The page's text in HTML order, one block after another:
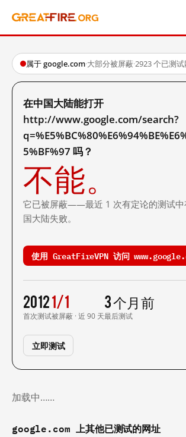
属于 google.com·大部分被屏蔽·2923 个已测试
在中国大陆能打开
http://www.google.com/search?
5%BF%97 吗？
不能。
它已被屏蔽——最近 1 次有定论的测试中
国大陆失败。
使用 GreatFireVPN 访问
2012
首次测试
1/1
被屏蔽 · 近 90 天
3 个月前
最后测试
立即测试
加载中……
google.com 上其他已测试的网址